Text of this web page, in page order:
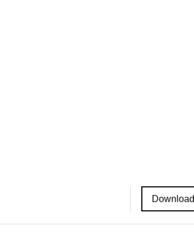
Download